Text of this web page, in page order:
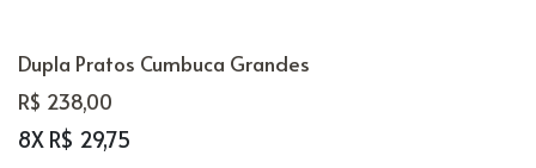
M
G
Dupla Pratos Cumbuca Grandes
R$ 238,00
8X R$ 29,75